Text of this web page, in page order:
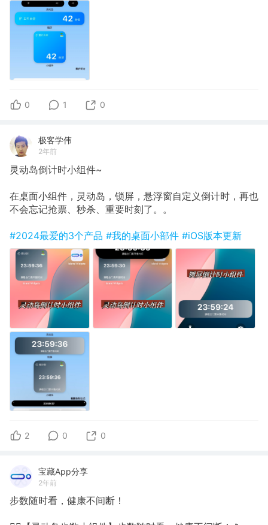
0 1 0
极客学伟
2年前
灵动岛倒计时小组件~
在桌面小组件，灵动岛，锁屏，悬浮窗自定义倒计时，再也
不会忘记抢票、秒杀、重要时刻了。。
#2024最爱的3个产品 #我的桌面小部件 #iOS版本更新
2 0 0
宝藏App分享
2年前
步数随时看，健康不间断！